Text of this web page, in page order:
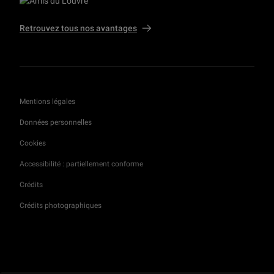
Retrouvez tous nos avantages
Mentions légales
Données personnelles
Cookies
Accessibilité : partiellement conforme
Crédits
Crédits photographiques